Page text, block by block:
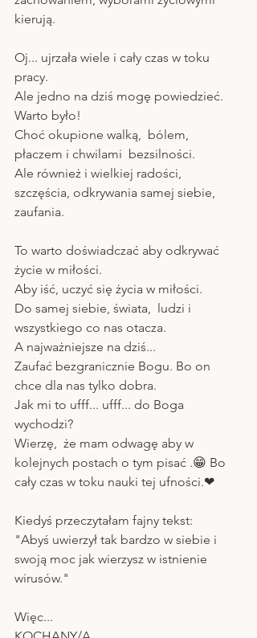
kierują.
Oj... ujrzała wiele i cały czas w toku
pracy.
Ale jedno na dziś mogę powiedzieć.
Warto było!
Choć okupione walką,  bólem,
płaczem i chwilami  bezsilności.
Ale również i wielkiej radości,
szczęścia, odkrywania samej siebie,
zaufania.
To warto doświadczać aby odkrywać
życie w miłości.
Aby iść, uczyć się życia w miłości.
Do samej siebie, świata,  ludzi i
wszystkiego co nas otacza.
A najważniejsze na dziś...
Zaufać bezgranicznie Bogu. Bo on
chce dla nas tylko dobra.
Jak mi to ufff... ufff... do Boga
wychodzi?
Wierzę,  że mam odwagę aby w
kolejnych postach o tym pisać .😁 Bo
cały czas w toku nauki tej ufności.❤
Kiedyś przeczytałam fajny tekst:
"Abyś uwierzył tak bardzo w siebie i
swoją moc jak wierzysz w istnienie
wirusów."
Więc...